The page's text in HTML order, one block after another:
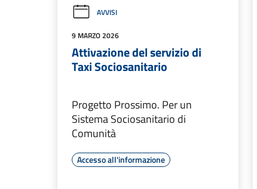
AVVISI
9 MARZO 2026
Attivazione del servizio di
Taxi Sociosanitario
Progetto Prossimo. Per un
Sistema Sociosanitario di
Comunità
Accesso all'informazione